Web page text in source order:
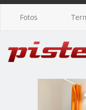
Fotos